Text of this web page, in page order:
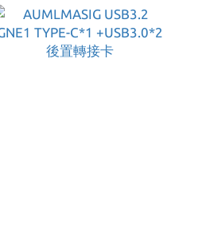
擴充卡 PCI-E轉
USB3.2擴充卡 獨立
4通道USB3.2工業卡